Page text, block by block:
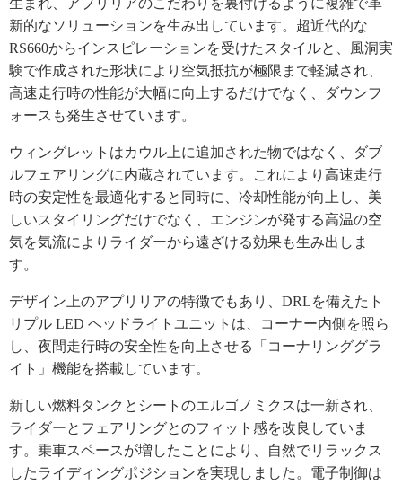
生まれ、アプリリアのこだわりを裏付けるように複雑で革
新的なソリューションを生み出しています。超近代的な
RS660からインスピレーションを受けたスタイルと、風洞実
験で作成された形状により空気抵抗が極限まで軽減され、
高速走行時の性能が大幅に向上するだけでなく、ダウンフ
ォースも発生させています。
ウィングレットはカウル上に追加された物ではなく、ダブ
ルフェアリングに内蔵されています。これにより高速走行
時の安定性を最適化すると同時に、冷却性能が向上し、美
しいスタイリングだけでなく、エンジンが発する高温の空
気を気流によりライダーから遠ざける効果も生み出しま
す。
デザイン上のアプリリアの特徴でもあり、DRLを備えたト
リプル LED ヘッドライトユニットは、コーナー内側を照ら
し、夜間走行時の安全性を向上させる「コーナリンググラ
イト」機能を搭載しています。
新しい燃料タンクとシートのエルゴノミクスは一新され、
ライダーとフェアリングとのフィット感を改良していま
す。乗車スペースが増したことにより、自然でリラックス
したライディングポジションを実現しました。電子制御は